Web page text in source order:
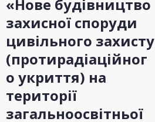
«Нове будівництво
захисної споруди
цивільного захисту
(протирадіаційног
о укриття) на
території
загальноосвітньої